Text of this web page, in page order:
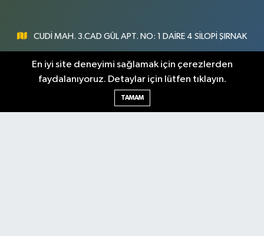
CUDİ MAH. 3.CAD GÜL APT. NO: 1 DAİRE 4 SİLOPİ ŞIRNAK
0547 300 73 73
[email protected]
En iyi site deneyimi sağlamak için çerezlerden
faydalanıyoruz. Detaylar için lütfen tıklayın.
TAMAM